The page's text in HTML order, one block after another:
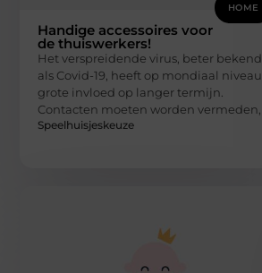
HOME
Handige accessoires voor
de thuiswerkers!
Het verspreidende virus, beter bekend
als Covid-19, heeft op mondiaal niveau
grote invloed op langer termijn.
Contacten moeten worden vermeden,
Speelhuisjeskeuze